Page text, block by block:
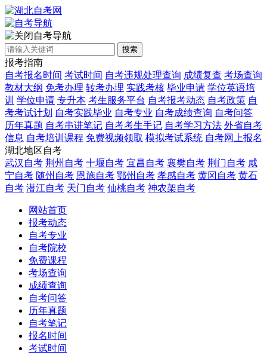
自考导航
搜索
报考指南
自考报名时间 考试时间 自考违规处理查询 成绩复查 考场查询
教材大纲 免考办理 转考办理 实践考核 毕业申请 学位英语培
训 学位申请 专升本 考生服务平台 自考报考动态 自考政策 自
考考试计划 自考实践毕业 自考专业 自考成绩查询 自考问答
历年真题 自考串讲笔记 自考考生手记 自考学习方法 外省自考
信息 自考培训课程 免费视频领取 模拟考试系统 自考网上报名
湖北地区自考
武汉自考 荆州自考 十堰自考 宜昌自考 襄樊自考 荆门自考 咸
宁自考 随州自考 恩施自考 鄂州自考 孝感自考 黄冈自考 黄石
自考 潜江自考 天门自考 仙桃自考 神农架自考
网站首页
报考动态
自考专业
自考院校
免费课程
考场查询
成绩查询
自考问答
历年真题
自考笔记
报名时间
考试时间